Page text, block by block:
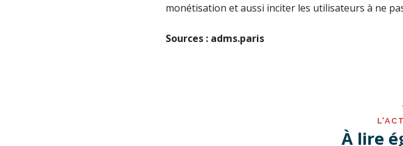
monétisation et aussi inciter les utilisateurs à ne
Sources : adms.paris
À lire